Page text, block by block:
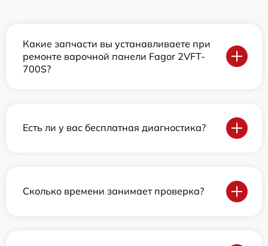
Какие запчасти вы устанавливаете при
ремонте варочной панели Fagor 2VFT-
700S?
Есть ли у вас бесплатная диагностика?
Сколько времени занимает проверка?